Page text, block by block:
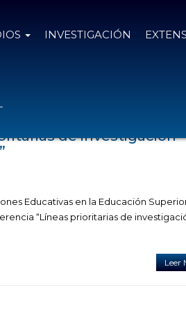
INVESTIGACIÓN
de investigación
Educativas en la Educación
“Líneas prioritarias de
Leer